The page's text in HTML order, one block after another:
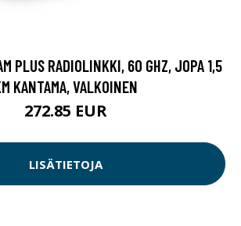
PLUS RADIOLINKKI, 60 GHZ, JOPA 1,5
KANTAMA, VALKOINEN
272.85 EUR
LISÄTIETOJA